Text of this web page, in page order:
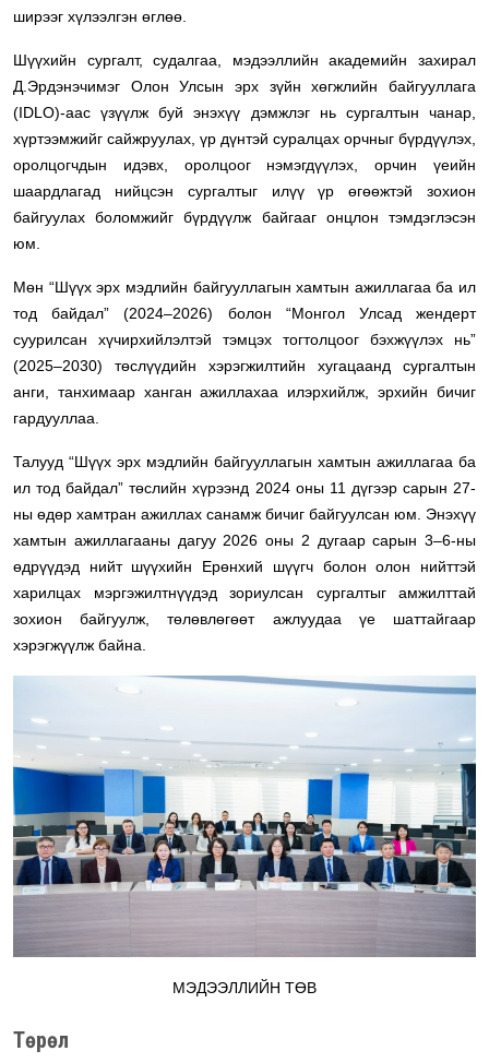
ширээг хүлээлгэн өглөө.
Шүүхийн сургалт, судалгаа, мэдээллийн академийн захирал
Д.Эрдэнэчимэг Олон Улсын эрх зүйн хөгжлийн байгууллага
(IDLO)-аас үзүүлж буй энэхүү дэмжлэг нь сургалтын чанар,
хүртээмжийг сайжруулах, үр дүнтэй суралцах орчныг бүрдүүлэх,
оролцогчдын идэвх, оролцоог нэмэгдүүлэх, орчин үеийн
шаардлагад нийцсэн сургалтыг илүү үр өгөөжтэй зохион
байгуулах боломжийг бүрдүүлж байгааг онцлон тэмдэглэсэн
юм.
Мөн “Шүүх эрх мэдлийн байгууллагын хамтын ажиллагаа ба ил
тод байдал” (2024–2026) болон “Монгол Улсад жендерт
суурилсан хүчирхийлэлтэй тэмцэх тогтолцоог бэхжүүлэх нь”
(2025–2030) төслүүдийн хэрэгжилтийн хугацаанд сургалтын
анги, танхимаар ханган ажиллахаа илэрхийлж, эрхийн бичиг
гардууллаа.
Талууд “Шүүх эрх мэдлийн байгууллагын хамтын ажиллагаа ба
ил тод байдал” төслийн хүрээнд 2024 оны 11 дүгээр сарын 27-
ны өдөр хамтран ажиллах санамж бичиг байгуулсан юм. Энэхүү
хамтын ажиллагааны дагуу 2026 оны 2 дугаар сарын 3–6-ны
өдрүүдэд нийт шүүхийн Ерөнхий шүүгч болон олон нийттэй
харилцах мэргэжилтнүүдэд зориулсан сургалтыг амжилттай
зохион байгуулж, төлөвлөгөөт ажлуудаа үе шаттайгаар
хэрэгжүүлж байна.
МЭДЭЭЛЛИЙН ТӨВ
Төрөл